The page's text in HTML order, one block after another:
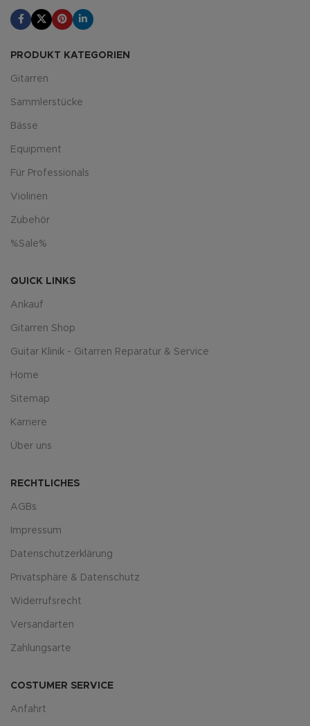
PRODUKT KATEGORIEN
Gitarren
Sammlerstücke
Bässe
Equipment
Für Professionals
Violinen
Zubehör
%Sale%
QUICK LINKS
Ankauf
Gitarren Shop
Guitar Klinik - Gitarren Reparatur & Service
Home
Sitemap
Karriere
Über uns
RECHTLICHES
AGBs
Impressum
Datenschutzerklärung
Privatsphäre & Datenschutz
Widerrufsrecht
Versandarten
Zahlungsarte
COSTUMER SERVICE
Anfahrt